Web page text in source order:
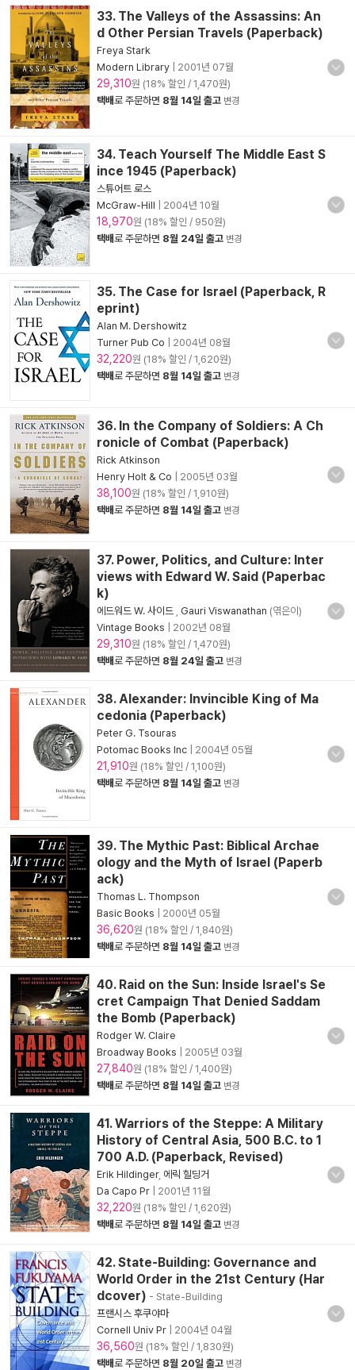
33. The Valleys of the Assassins: An
d Other Persian Travels (Paperback)
Freya Stark
Modern Library
2001년 07월
29,310원 (18% 할인 / 1,470원)
택배로 주문하면 8월 14일 출고 변경
34. Teach Yourself The Middle East S
ince 1945 (Paperback)
스튜어트 로스
McGraw-Hill
2004년 10월
18,970원 (18% 할인 / 950원)
택배로 주문하면 8월 24일 출고 변경
35. The Case for Israel (Paperback, R
eprint)
Alan M. Dershowitz
Turner Pub Co
2004년 08월
32,220원 (18% 할인 / 1,620원)
택배로 주문하면 8월 14일 출고 변경
36. In the Company of Soldiers: A Ch
ronicle of Combat (Paperback)
Rick Atkinson
Henry Holt & Co
2005년 03월
38,100원 (18% 할인 / 1,910원)
택배로 주문하면 8월 14일 출고 변경
37. Power, Politics, and Culture: Inter
views with Edward W. Said (Paperbac
k)
에드워드 W. 사이드 Gauri Viswanathan (엮은이)
Vintage Books
2002년 08월
29,310원 (18% 할인 / 1,470원)
택배로 주문하면 8월 24일 출고 변경
38. Alexander: Invincible King of Ma
cedonia (Paperback)
Peter G. Tsouras
Potomac Books Inc
2004년 05월
21,910원 (18% 할인 / 1,100원)
택배로 주문하면 8월 14일 출고 변경
39. The Mythic Past: Biblical Archae
ology and the Myth of Israel (Paperb
ack)
Thomas L. Thompson
Basic Books
2000년 05월
36,620원 (18% 할인 / 1,840원)
택배로 주문하면 8월 14일 출고 변경
40. Raid on the Sun: Inside Israel's Se
cret Campaign That Denied Saddam
the Bomb (Paperback)
Rodger W. Claire
Broadway Books
2005년 03월
27,840원 (18% 할인 / 1,400원)
택배로 주문하면 8월 14일 출고 변경
41. Warriors of the Steppe: A Military
History of Central Asia, 500 B.C. to 1
700 A.D. (Paperback, Revised)
Erik Hildinger, 에릭 힐딩거
Da Capo Pr
2001년 11월
32,220원 (18% 할인 / 1,620원)
택배로 주문하면 8월 14일 출고 변경
42. State-Building: Governance and
World Order in the 21st Century (Har
dcover) - State-Building
프랜시스 후쿠야마
Cornell Univ Pr
2004년 04월
36,560원 (18% 할인 / 1,830원)
택배로 주문하면 8월 20일 출고 변경